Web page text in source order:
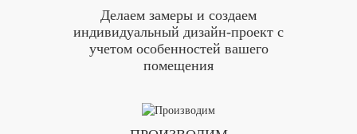
Делаем замеры и создаем
индивидуальный дизайн-проект с
учетом особенностей вашего
помещения